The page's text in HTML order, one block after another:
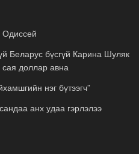
Беларус бүсгүй Карина Шуляк
доллар авна
нэг бүтээгч”
анх удаа гэрлэлээ